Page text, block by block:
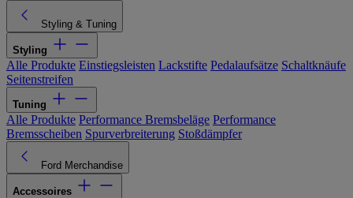
Styling & Tuning
Styling
Alle Produkte Einstiegsleisten Lackstifte Pedalaufsätze Schaltknäufe
Seitenstreifen
Tuning
Alle Produkte Performance Bremsbeläge Performance
Bremsscheiben Spurverbreiterung Stoßdämpfer
Ford Merchandise
Accessoires